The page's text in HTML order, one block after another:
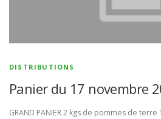
DISTRIBUTIONS
Panier du 17 novembre
GRAND PANIER 2 kgs de pommes de